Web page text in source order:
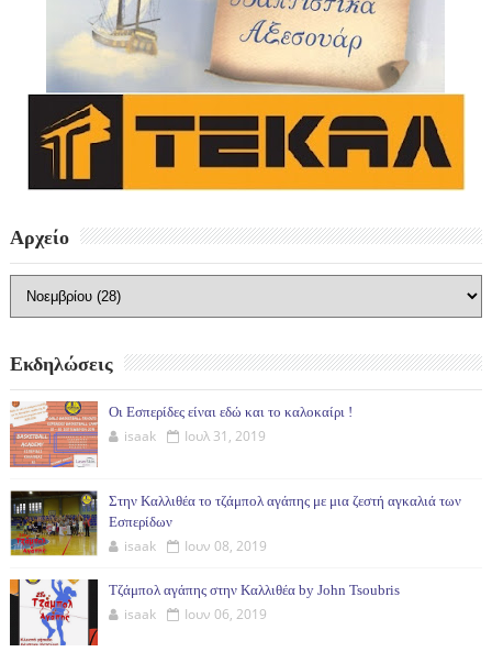
Αρχείο
Εκδηλώσεις
Οι Εσπερίδες είναι εδώ και το καλοκαίρι !
isaak Ιουλ 31, 2019
Στην Καλλιθέα το τζάμπολ αγάπης με μια ζεστή αγκαλιά των
Εσπερίδων
isaak Ιουν 08, 2019
Τζάμπολ αγάπης στην Καλλιθέα by John Tsoubris
isaak Ιουν 06, 2019